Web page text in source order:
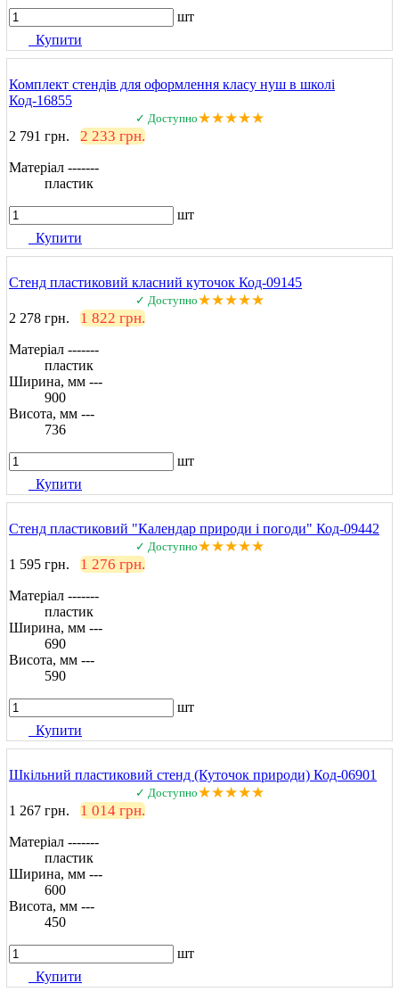
шт
Купити
Комплект стендів для оформлення класу нуш в школі
Код-16855
✓ Доступно★★★★★
2 791 грн. 2 233 грн.
Матеріал -------
пластик
шт
Купити
Стенд пластиковий класний куточок Код-09145
✓ Доступно★★★★★
2 278 грн. 1 822 грн.
Матеріал -------
пластик
Ширина, мм ---
900
Висота, мм ---
736
шт
Купити
Стенд пластиковий "Календар природи і погоди" Код-09442
✓ Доступно★★★★★
1 595 грн. 1 276 грн.
Матеріал -------
пластик
Ширина, мм ---
690
Висота, мм ---
590
шт
Купити
Шкільний пластиковий стенд (Куточок природи) Код-06901
✓ Доступно★★★★★
1 267 грн. 1 014 грн.
Матеріал -------
пластик
Ширина, мм ---
600
Висота, мм ---
450
шт
Купити